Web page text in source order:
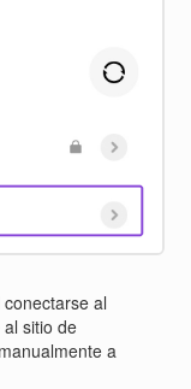
conectarse al
sitio de
a